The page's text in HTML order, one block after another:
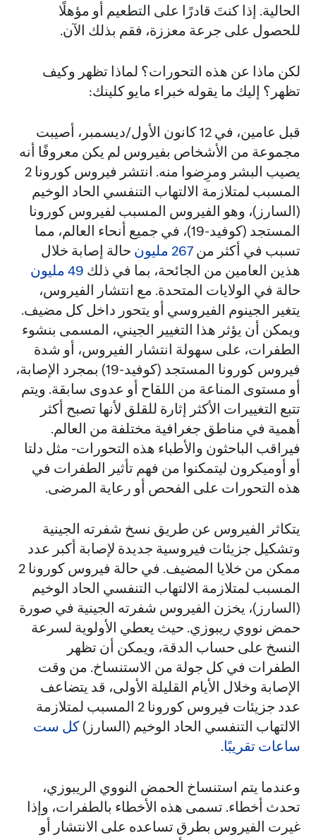
الحالية. إذا كنتَ قادرًا على التطعيم أو مؤهلًا
للحصول على جرعة معززة، فقم بذلك الآن.
لكن ماذا عن هذه التحورات؟ لماذا تظهر وكيف
تظهر؟ إليك ما يقوله خبراء مايو كلينك:
قبل عامين، في 12 كانون الأول/ديسمبر، أصيبت
مجموعة من الأشخاص بفيروس لم يكن معروفًا أنه
يصيب البشر ومرِضوا منه. انتشر فيروس كورونا 2
المسبب لمتلازمة الالتهاب التنفسي الحاد الوخيم
(السارز)، وهو الفيروس المسبب لفيروس كورونا
المستجد (كوفيد-19)، في جميع أنحاء العالم، مما
تسبب في أكثر من 267 مليون
حالة إصابة خلال
هذين العامين من الجائحة، بما في ذلك 49 مليون
حالة في الولايات المتحدة. مع انتشار الفيروس،
يتغير الجينوم الفيروسي أو يتحور داخل كل مضيف.
ويمكن أن يؤثر هذا التغيير الجيني، المسمى بنشوء
الطفرات، على سهولة انتشار الفيروس، أو شدة
فيروس كورونا المستجد (كوفيد-19) بمجرد الإصابة،
أو مستوى المناعة من اللقاح أو عدوى سابقة. ويتم
تتبع التغييرات الأكثر إثارة للقلق لأنها تصبح أكثر
أهمية في مناطق جغرافية مختلفة من العالم.
فيراقب الباحثون والأطباء هذه التحورات- مثل دلتا
أو أوميكرون ليتمكنوا من فهم تأثير الطفرات في
هذه التحورات على الفحص أو رعاية المرضى.
يتكاثر الفيروس عن طريق نسخ شفرته الجينية
وتشكيل جزيئات فيروسية جديدة لإصابة أكبر عدد
ممكن من خلايا المضيف. في حالة فيروس كورونا 2
المسبب لمتلازمة الالتهاب التنفسي الحاد الوخيم
(السارز)، يخزن الفيروس شفرته الجينية في صورة
حمض نووي ريبوزي. حيث يعطي الأولوية لسرعة
النسخ على حساب الدقة، ويمكن أن تظهر
الطفرات في كل جولة من الاستنساخ. من وقت
الإصابة وخلال الأيام القليلة الأولى، قد يتضاعف
عدد جزيئات فيروس كورونا 2 المسبب لمتلازمة
الالتهاب التنفسي الحاد الوخيم (السارز)كل ست
ساعات تقريبًا.
وعندما يتم استنساخ الحمض النووي الريبوزي،
تحدث أخطاء. تسمى هذه الأخطاء بالطفرات، وإذا
غيرت الفيروس بطرق تساعده على الانتشار أو